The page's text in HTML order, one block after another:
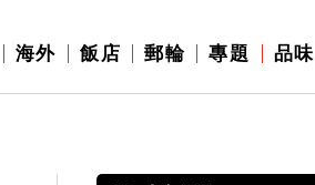
海外 飯店 郵輪 專題 品味